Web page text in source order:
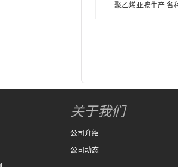
聚乙烯亚胺生产 各
关于我们
公司介绍
公司动态